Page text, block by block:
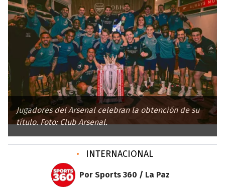
Jugadores del Arsenal celebran la obtención de su
título. Foto: Club Arsenal.
• INTERNACIONAL
Por Sports 360 / La Paz